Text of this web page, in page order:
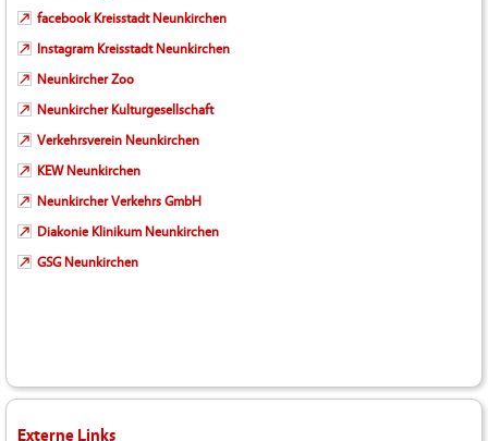
facebook Kreisstadt Neunkirchen
Instagram Kreisstadt Neunkirchen
Neunkircher Zoo
Neunkircher Kulturgesellschaft
Verkehrsverein Neunkirchen
KEW Neunkirchen
Neunkircher Verkehrs GmbH
Diakonie Klinikum Neunkirchen
GSG Neunkirchen
Externe Links